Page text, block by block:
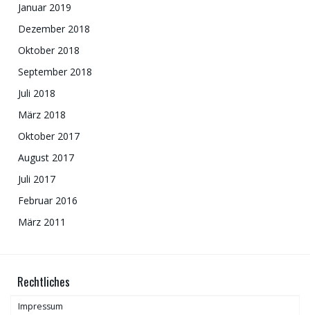
Januar 2019
Dezember 2018
Oktober 2018
September 2018
Juli 2018
März 2018
Oktober 2017
August 2017
Juli 2017
Februar 2016
März 2011
Rechtliches
Impressum